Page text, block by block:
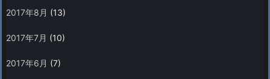
2017年8月 (13)
2017年7月 (10)
2017年6月 (7)